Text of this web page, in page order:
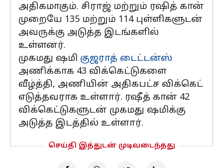
அதிகமாகும். சிராஜ் மற்றும் ரஷித் கான்
முறையே 135 மற்றும் 114 புள்ளிகளுடன்
அவருக்கு அடுத்த இடங்களில்
உள்ளனர்.
முகமது ஷமி குஜராத் டைட்டன்ஸ்
அணிக்காக 43 விக்கெட்டுகளை
வீழ்த்தி, அணியின் அதிகபட்ச விக்கெட்
எடுத்தவராக உள்ளார். ரஷீத் கான் 42
விக்கெட்டுகளுடன் முகமது ஷமிக்கு
அடுத்த இடத்தில் உள்ளார்.
செய்தி இத்துடன் முடிவடைந்தது